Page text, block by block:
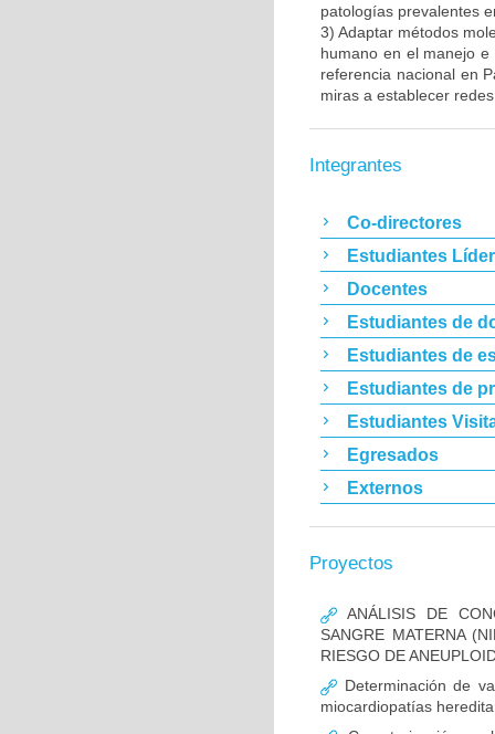
patologías prevalentes
3) Adaptar métodos
humano en el manejo
referencia nacional en
miras a establecer
Integrantes
Co-directores
Estudiantes
Docentes
Estudiantes de
Estudiantes de
Estudiantes de
Estudiantes
Egresados
Externos
Proyectos
ANÁLISIS DE
SANGRE MATERNA
RIESGO DE
Determinación de
miocardiopatías